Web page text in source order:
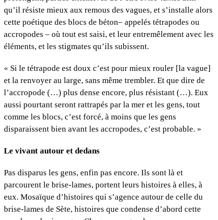
qu’il résiste mieux aux remous des vagues, et s’installe alors
cette poétique des blocs de béton– appelés tétrapodes ou
accropodes – où tout est saisi, et leur entremêlement avec les
éléments, et les stigmates qu’ils subissent.
« Si le tétrapode est doux c’est pour mieux rouler [la vague]
et la renvoyer au large, sans même trembler. Et que dire de
l’accropode (…) plus dense encore, plus résistant (…). Eux
aussi pourtant seront rattrapés par la mer et les gens, tout
comme les blocs, c’est forcé, à moins que les gens
disparaissent bien avant les accropodes, c’est probable. »
Le vivant autour et dedans
Pas disparus les gens, enfin pas encore. Ils sont là et
parcourent le brise-lames, portent leurs histoires à elles, à
eux. Mosaïque d’histoires qui s’agence autour de celle du
brise-lames de Sète, histoires que condense d’abord cette